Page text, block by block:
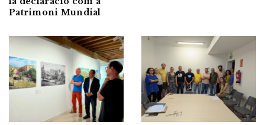
Patrimoni Mundial